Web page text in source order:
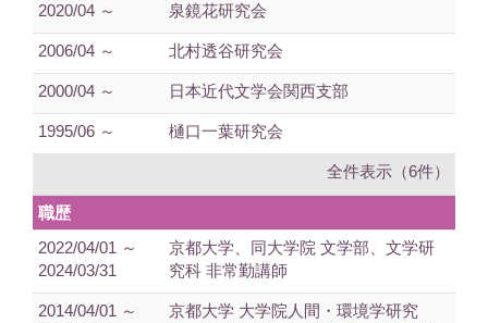
2020/04 ～ 泉鏡花研究会
2006/04 ～ 北村透谷研究会
2000/04 ～ 日本近代文学会関西支部
1995/06 ～ 樋口一葉研究会
全件表示（6件）
職歴
2022/04/01 ～
2024/03/31
京都大学、同大学院 文学部、文学研
究科 非常勤講師
2014/04/01 ～
京都大学 大学院人間・環境学研究